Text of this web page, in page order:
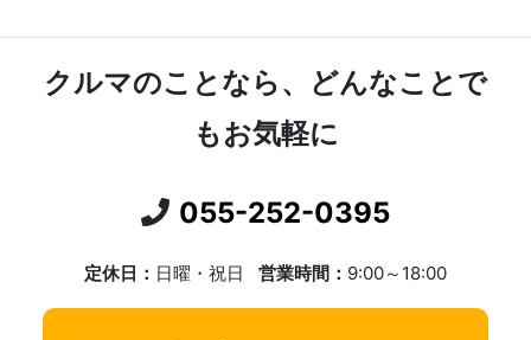
クルマのことなら、どんなことで
もお気軽に
055-252-0395
定休日： 日曜・祝日 営業時間： 9:00～18:00